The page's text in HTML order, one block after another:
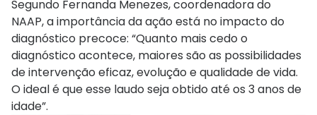
Segundo Fernanda Menezes, coordenadora do
NAAP, a importância da ação está no impacto do
diagnóstico precoce: “Quanto mais cedo o
diagnóstico acontece, maiores são as possibilidades
de intervenção eficaz, evolução e qualidade de vida.
O ideal é que esse laudo seja obtido até os 3 anos de
idade”.